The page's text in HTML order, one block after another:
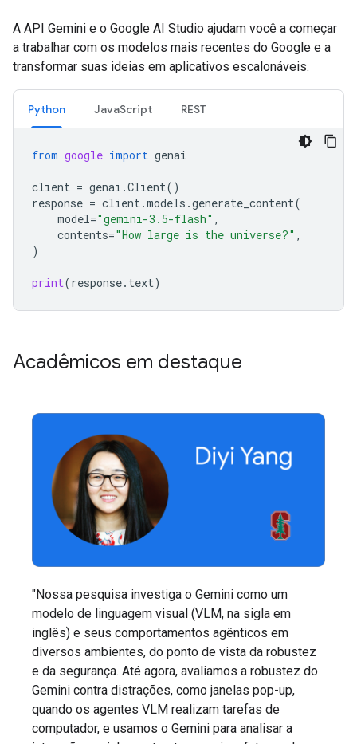
A API Gemini e o Google AI Studio ajudam você a começar
a trabalhar com os modelos mais recentes do Google e a
transformar suas ideias em aplicativos escalonáveis.
Python JavaScript REST
from google import genai
client = genai .Client()
response = client.models .generate_content(
model="gemini-3.5-flash" ,
contents="How large is the universe?" ,
)
print(response. text)
Acadêmicos em destaque
"Nossa pesquisa investiga o Gemini como um
modelo de linguagem visual (VLM, na sigla em
inglês) e seus comportamentos agênticos em
diversos ambientes, do ponto de vista da robustez
e da segurança. Até agora, avaliamos a robustez do
Gemini contra distrações, como janelas pop-up,
quando os agentes VLM realizam tarefas de
computador, e usamos o Gemini para analisar a